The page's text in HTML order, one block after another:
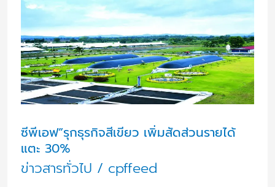
ซีพีเอฟ”รุกธุรกิจสีเขียว เพิ่มสัดส่วนรายได้
แตะ 30%
ข่าวสารทั่วไป / cpffeed
พี
เอฟ”รุก
ธุรกิจ
สี
เขียว
สัดส่วน
ราย
ได้